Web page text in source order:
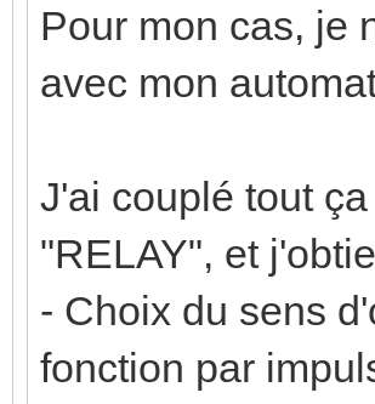
Pour mon cas, je
avec mon
J'ai couplé tout
"RELAY", et
- Choix du sens
fonction par